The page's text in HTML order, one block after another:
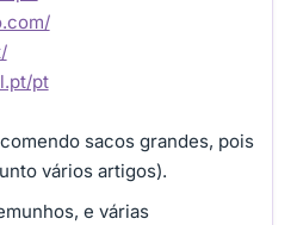
pt
sacos grandes, pois
vários artigos).
e várias